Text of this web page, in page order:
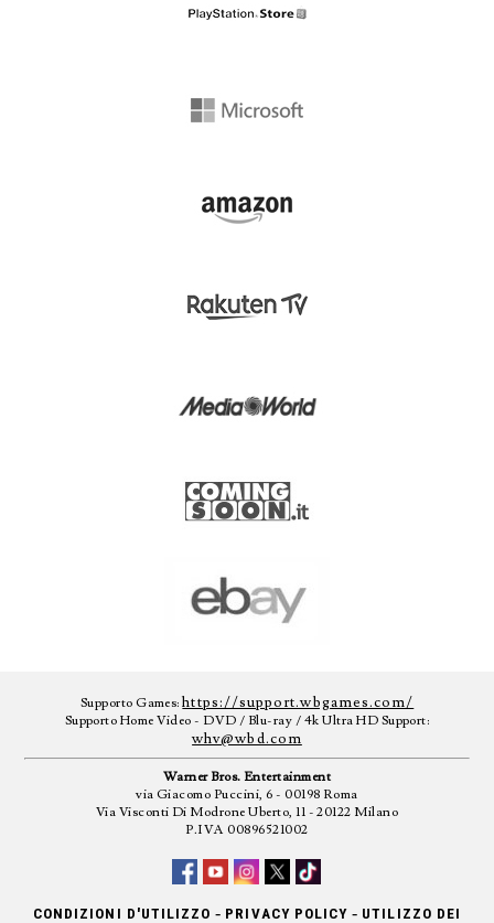
Supporto Games:https://support.wbgames.com/
Supporto Home Video - DVD / Blu-ray / 4k Ultra HD Support:
whv@wbd.com
Warner Bros. Entertainment
via Giacomo Puccini, 6 - 00198 Roma
Via Visconti Di Modrone Uberto, 11 - 20122 Milano
P.IVA 00896521002
CONDIZIONI D'UTILIZZO - PRIVACY POLICY - UTILIZZO DEI